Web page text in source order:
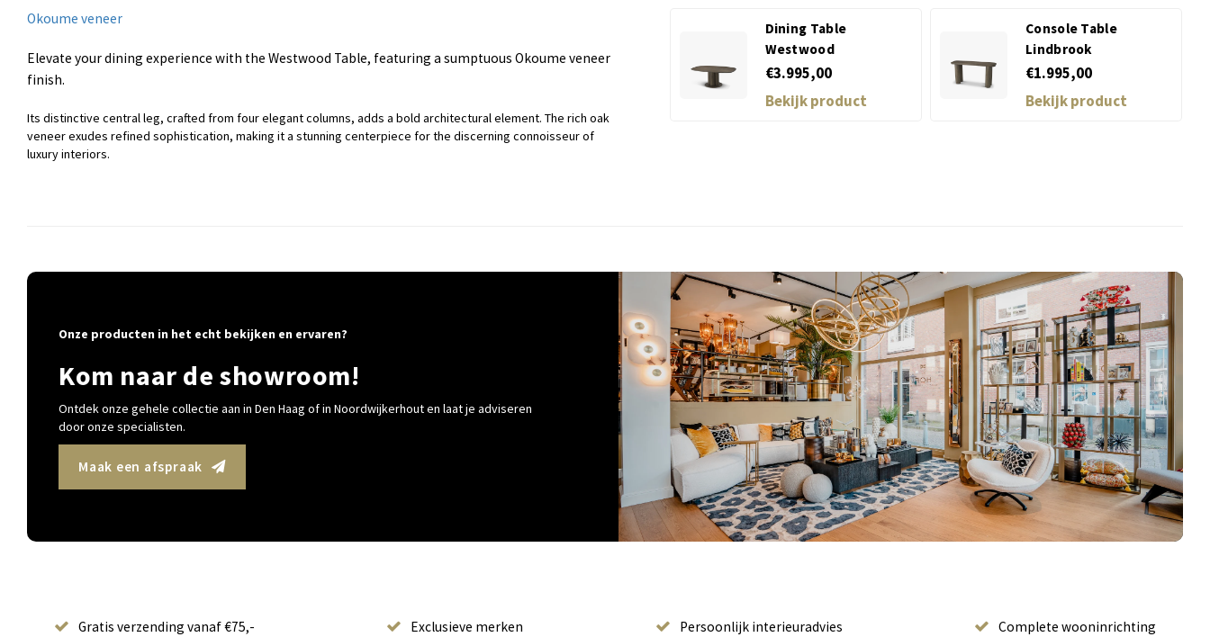
Okoume veneer
Elevate your dining experience with the Westwood Table, featuring a sumptuous Okoume veneer
finish.
Its distinctive central leg, crafted from four elegant columns, adds a bold architectural element. The rich oak
veneer exudes refined sophistication, making it a stunning centerpiece for the discerning connoisseur of
luxury interiors.
Dining Table
Westwood
€3.995,00
Bekijk product
Console Table
Lindbrook
€1.995,00
Bekijk product
Onze producten in het echt bekijken en ervaren?
Kom naar de showroom!
Ontdek onze gehele collectie aan in Den Haag of in Noordwijkerhout en laat je adviseren
door onze specialisten.
Maak een afspraak
Gratis verzending vanaf €75,- Exclusieve merken Persoonlijk interieuradvies Complete wooninrichting